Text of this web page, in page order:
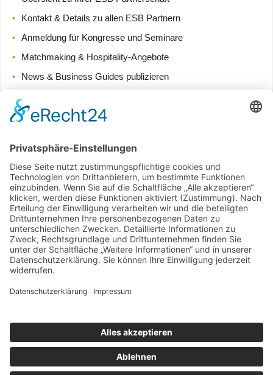
Kontakt & Details zu allen ESB Partnern
Anmeldung für Kongresse und Seminare
Matchmaking & Hospitality-Angebote
News & Business Guides publizieren
Freischaltung exklusiver Business Guides
ESB PARTNER-USER AKTIVIEREN
|Presse|Impressum
Datenschutz